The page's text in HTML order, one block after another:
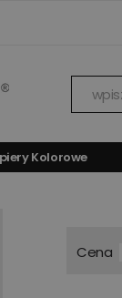
Kolorowe
Cena